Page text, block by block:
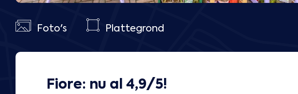
Foto's Plattegrond
Fiore: nu al 4,9/5!